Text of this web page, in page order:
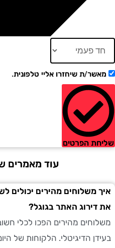
ת שיחזרו אליי טלפונית.
הפרטים
עוד מאמרים
מהירים יכולים לשפר
האתר בגוגל?
מהירים הפכו לכלי חשוב
הדיגיטלי. הלקוחות של היום